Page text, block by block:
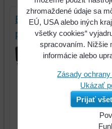
Box na náradie z
plechu, 395 x 180 x
Box na
plechu,
Kód:
zhromaždené údaje sa
EÚ, USA alebo iných
všetky cookies“
spracovaním. Nižšie
informácie alebo
Zásady
Ukázať
Prijať